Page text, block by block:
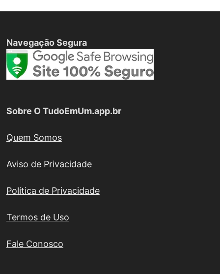
Navegação Segura
Sobre O TudoEmUm.app.br
Quem Somos
Aviso de Privacidade
Política de Privacidade
Termos de Uso
Fale Conosco